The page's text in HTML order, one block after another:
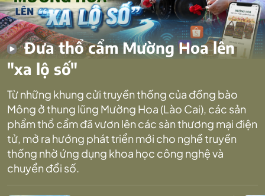
Đưa thổ cẩm Mường Hoa lên
"xa lộ số"
Từ những khung cửi truyền thống của đồng bào
Mông ở thung lũng Mường Hoa (Lào Cai), các sản
phẩm thổ cẩm đã vươn lên các sàn thương mại điện
tử, mở ra hướng phát triển mới cho nghề truyền
thống nhờ ứng dụng khoa học công nghệ và
chuyển đổi số.